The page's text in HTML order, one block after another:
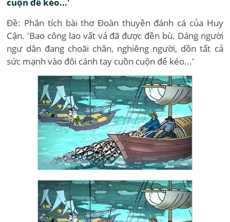
Đề: Phân tích bài thơ Đoàn thuyền đánh cá của Huy
Cận. 'Bao công lao vất vả đã được đền bù. Dáng người
ngư dân đang choãi chân, nghiêng người, dồn tất cả
sức mạnh vào đôi cánh tay cuồn cuộn để kéo...'